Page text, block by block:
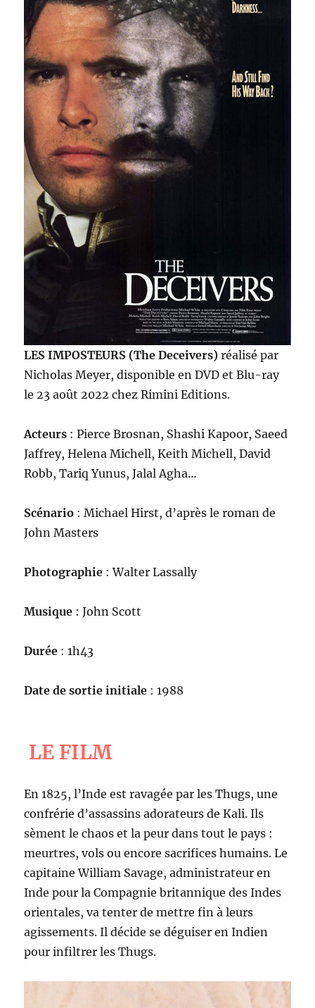
LES IMPOSTEURS (The Deceivers)réalisé par
Nicholas Meyer, disponible en DVD et Blu-ray
le 23 août 2022 chez Rimini Editions.
Acteurs : Pierce Brosnan, Shashi Kapoor, Saeed
Jaffrey, Helena Michell, Keith Michell, David
Robb, Tariq Yunus, Jalal Agha…
Scénario : Michael Hirst, d’après le roman de
John Masters
Photographie : Walter Lassally
Musique : John Scott
Durée : 1h43
Date de sortie initiale : 1988
LE FILM
En 1825, l’Inde est ravagée par les Thugs, une
confrérie d’assassins adorateurs de Kali. Ils
sèment le chaos et la peur dans tout le pays :
meurtres, vols ou encore sacrifices humains. Le
capitaine William Savage, administrateur en
Inde pour la Compagnie britannique des Indes
orientales, va tenter de mettre fin à leurs
agissements. Il décide se déguiser en Indien
pour infiltrer les Thugs.